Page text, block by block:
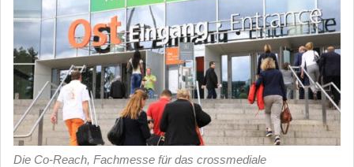
Die Co-Reach, Fachmesse für das crossmediale